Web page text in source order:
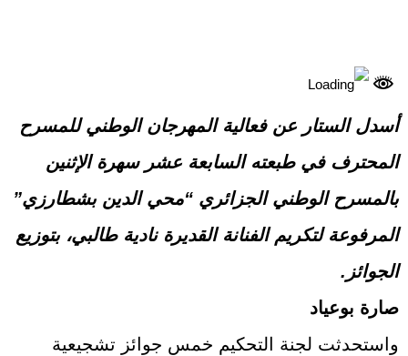
أسدل الستار عن فعالية المهرجان الوطني للمسرح
المحترف في طبعته السابعة عشر سهرة الإثنين
بالمسرح الوطني الجزائري “محي الدين بشطارزي”
المرفوعة لتكريم الفنانة القديرة نادية طالبي، بتوزيع
الجوائز.
صارة بوعياد
واستحدثت لجنة التحكيم خمس جوائز تشجيعية